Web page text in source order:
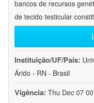
bancos de recursos
de tecido testicular
Instituição/UF/País:
Árido - RN - Brasil
Vigência: Thu Dec 07